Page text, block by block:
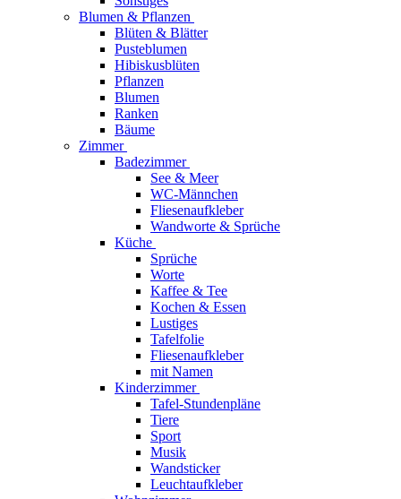
Blumen & Pflanzen
Blüten & Blätter
Pusteblumen
Hibiskusblüten
Pflanzen
Blumen
Ranken
Bäume
Zimmer
Badezimmer
See & Meer
WC-Männchen
Fliesenaufkleber
Wandworte & Sprüche
Küche
Sprüche
Worte
Kaffee & Tee
Kochen & Essen
Lustiges
Tafelfolie
Fliesenaufkleber
mit Namen
Kinderzimmer
Tafel-Stundenpläne
Tiere
Sport
Musik
Wandsticker
Leuchtaufkleber